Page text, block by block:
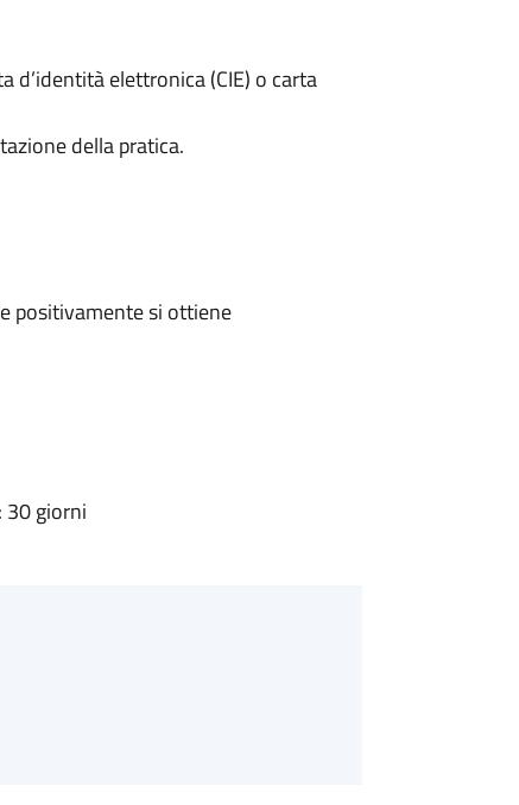
d’identità elettronica (CIE) o carta
della pratica.
positivamente si ottiene
giorni